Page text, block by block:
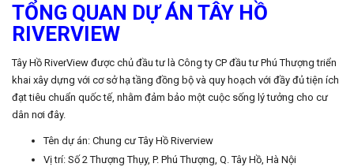
TỔNG QUAN DỰ ÁN TÂY HỒ
RIVERVIEW
Tây Hồ RiverView được chủ đầu tư là Công ty CP đầu tư Phú Thượng triển
khai xây dựng với cơ sở hạ tầng đồng bộ và quy hoạch với đầy đủ tiện ích
đạt tiêu chuẩn quốc tế, nhằm đảm bảo một cuộc sống lý tưởng cho cư
dân nơi đây.
Tên dự án: Chung cư Tây Hồ Riverview
Vị trí: Số 2 Thượng Thụy, P. Phú Thượng, Q. Tây Hồ, Hà Nội